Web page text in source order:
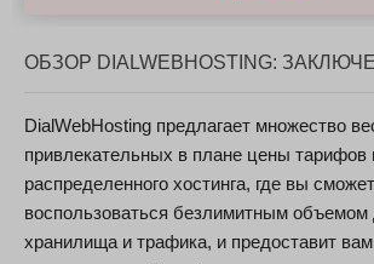
ОБЗОР DIALWEBHOSTING:
DialWebHosting предлагает множество
привлекательных в плане цены тарифов
распределенного хостинга, где вы
воспользоваться безлимитным объемом
хранилища и трафика, и предоставит